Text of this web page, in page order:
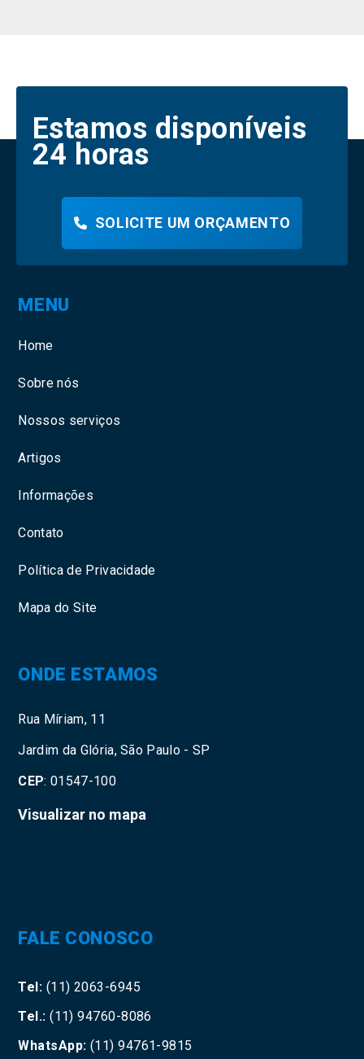
Estamos disponíveis
24 horas
SOLICITE UM ORÇAMENTO
MENU
Home
Sobre nós
Nossos serviços
Artigos
Informações
Contato
Política de Privacidade
Mapa do Site
ONDE ESTAMOS
Rua Míriam, 11
Jardim da Glória, São Paulo - SP
CEP: 01547-100
Visualizar no mapa
FALE CONOSCO
Tel: (11) 2063-6945
Tel.: (11) 94760-8086
WhatsApp: (11) 94761-9815